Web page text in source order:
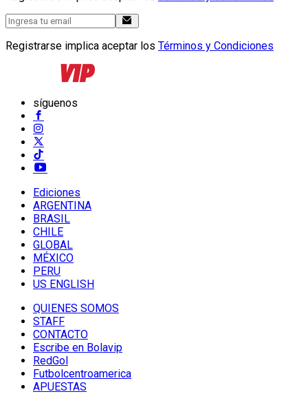
Registrarse implica aceptar los Términos y Condiciones
síguenos
Ediciones
ARGENTINA
BRASIL
CHILE
GLOBAL
MÉXICO
PERU
US ENGLISH
QUIENES SOMOS
STAFF
CONTACTO
Escribe en Bolavip
RedGol
Futbolcentroamerica
APUESTAS